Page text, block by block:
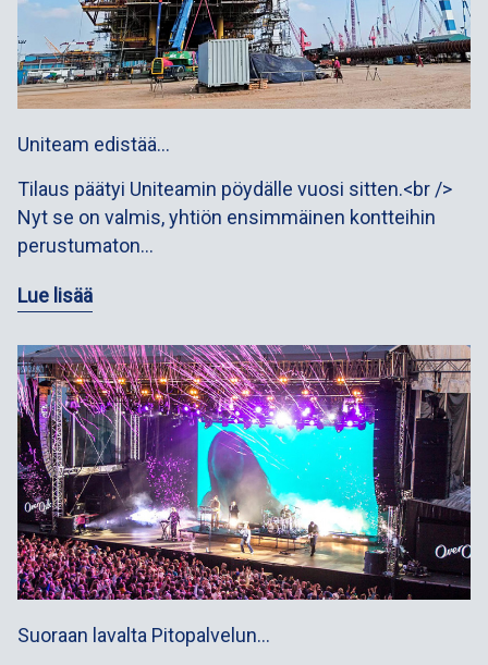
Uniteam edistää…
Tilaus päätyi Uniteamin pöydälle vuosi sitten.<br />
Nyt se on valmis, yhtiön ensimmäinen kontteihin
perustumaton…
Lue lisää
Suoraan lavalta Pitopalvelun…